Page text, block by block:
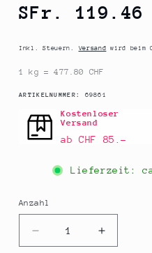
Normaler
SFr. 119.46
Inkl. Steuern.Versand wird beim
1 kg = 477.80 CHF
ARTIKELNUMMER: SKU:
69861
Kostenloser
Versand
ab CHF 85.–
Lieferzeit:
Anzahl
Anzahl
Verringere
Erhöhe